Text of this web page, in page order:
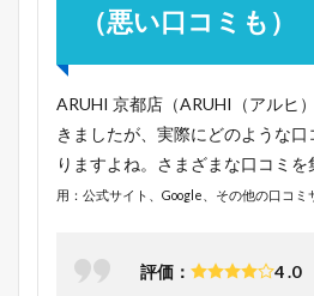
（悪い口コミも）
ARUHI 京都店（ARUHI（アルヒ
きましたが、実際にどのような
りますよね。さまざまな口コミを
用：公式サイト、Google、その他の口コミ
評価： 4 .0